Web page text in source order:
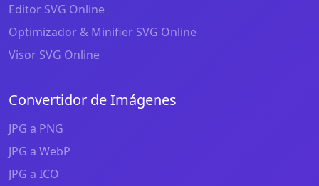
Editor SVG Online
Optimizador & Minifier SVG Online
Visor SVG Online
Convertidor de Imágenes
JPG a PNG
JPG a WebP
JPG a ICO